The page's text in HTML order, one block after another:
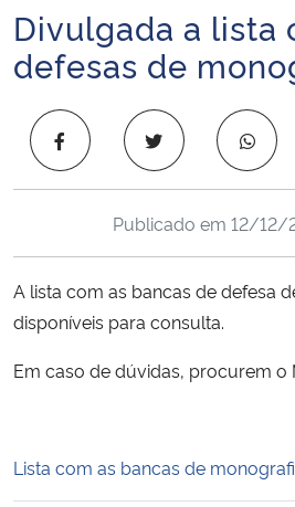
Ministério da Infraestrutura
Ministério da Educação
Ministério da Cidadania
Ministério de Minas e Energia
Início do conteúdo
Divulgada a lista
defesas de
Publicado em 12/12/
A lista com as bancas de defesa
disponíveis para consulta.
Em caso de dúvidas, procurem o
Lista com as bancas de